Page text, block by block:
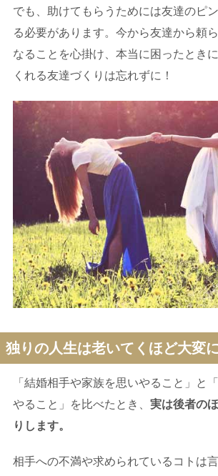
でも、助けてもらうためには友達のピ
る必要があります。今から友達から頼
なることを心掛け、本当に困ったとき
くれる友達づくりは忘れずに！
独りの人生は老いてくほど大変
「結婚相手や家族を思いやること」と
やること」を比べたとき、 実は後者の
りします。
相手への不満や求められているコトは